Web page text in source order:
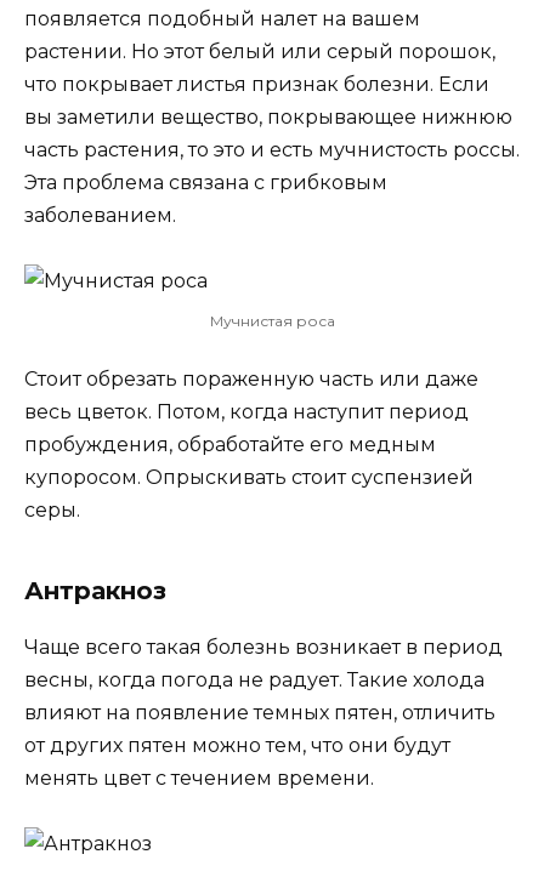
появляется подобный налет на вашем
растении. Но этот белый или серый порошок,
что покрывает листья признак болезни. Если
вы заметили вещество, покрывающее нижнюю
часть растения, то это и есть мучнистость россы.
Эта проблема связана с грибковым
заболеванием.
Мучнистая роса
Стоит обрезать пораженную часть или даже
весь цветок. Потом, когда наступит период
пробуждения, обработайте его медным
купоросом. Опрыскивать стоит суспензией
серы.
Антракноз
Чаще всего такая болезнь возникает в период
весны, когда погода не радует. Такие холода
влияют на появление темных пятен, отличить
от других пятен можно тем, что они будут
менять цвет с течением времени.